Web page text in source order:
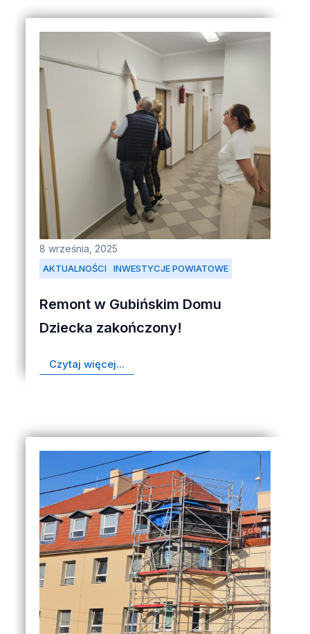
AKTUALNOŚCI INWESTYCJE POWIATOWE
8 września, 2025
Remont w Gubińskim Domu
Dziecka zakończony!
Czytaj więcej...